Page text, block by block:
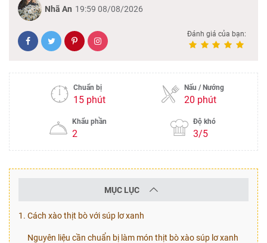
Nhã An 19:59 08/08/2026
Đánh giá của bạn:
Chuẩn bị
15 phút
Nấu / Nướng
20 phút
Khẩu phần
2
Độ khó
3/5
MỤC LỤC
1. Cách xào thịt bò với súp lơ xanh
Nguyên liệu cần chuẩn bị làm món thịt bò xào súp lơ xanh